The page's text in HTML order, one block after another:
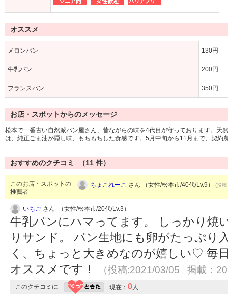
オススメ
メロンパン 130円
牛乳パン 200円
フランスパン 350円
お店・スポットからのメッセージ
松本で一番古い自然派パン屋さん、昔ながらの味を4代目が守っております。天
は、純正ごま油が隠し味、もちもちした食感です。5月中旬から11月まで、契約
おすすめのクチコミ （11 件）
このお店・スポットの
推薦者
ちょこれーこ さん （女性/松本市/40代/Lv.9） (投
いちご さん （女性/松本市/20代/Lv.3）
牛乳パンにハマってます。 しっかり焼
りサンド。 パン生地にも卵がたっぷり
く、ちょっと大きめなのが嬉しい♡ 毎
オススメです！
（投稿:2021/03/05 掲載：
このクチコミに 現在： 0人